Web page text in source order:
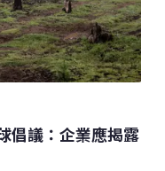
漁船上冷凍設施產
的隱形成本實在難
式也會對碳排量造
分的野生蝦是由底
行漁網，不但對生
倡議：企業應揭露